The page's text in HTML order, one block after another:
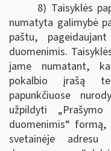
8) Taisyklės
numatyta galimybė
paštu,
duomenimis.
jame numatant,
pokalbio įrašą
papunkčiuose
užpildyti
duomenimis“
svetainėje adresu